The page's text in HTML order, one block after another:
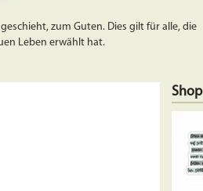
zum Guten. Dies gilt für alle, die
Leben erwählt hat.
Shop